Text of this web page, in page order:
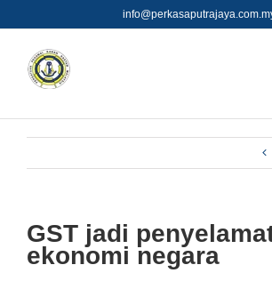
to
GST jadi
ekonomi negara